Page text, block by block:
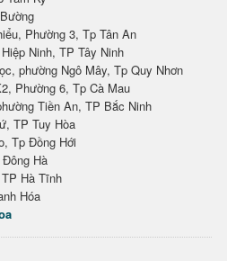
Phường 3, Tp Tân An
Ninh, TP Tây Ninh
phường Ngô Mây, Tp Quy Nhơn
Phường 6, Tp Cà Mau
Tiền An, TP Bắc Ninh
TP Tuy Hòa
Tp Đồng Hới
Hà
Hà Tĩnh
Hóa